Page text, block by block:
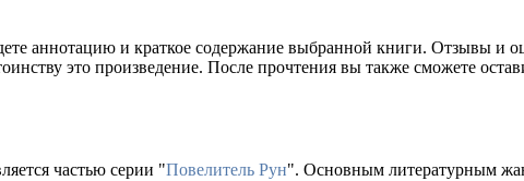
аннотацию и краткое содержание выбранной книги. Отзывы и
это произведение. После прочтения вы также сможете
частью серии "Повелитель Рун". Основным литературным